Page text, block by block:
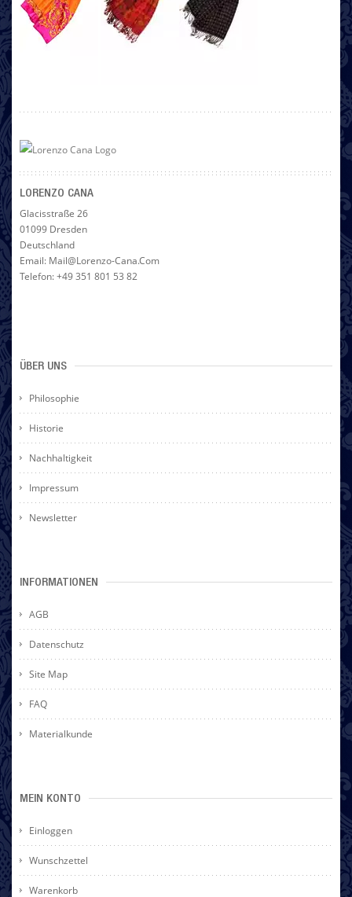
LORENZO CANA
Glacisstraße 26
01099 Dresden
Deutschland
Email: Mail@lorenzo-Cana.com
Telefon: +49 351 801 53 82
ÜBER UNS
Philosophie
Historie
Nachhaltigkeit
Impressum
Newsletter
INFORMATIONEN
AGB
Datenschutz
Site Map
FAQ
Materialkunde
MEIN KONTO
Einloggen
Wunschzettel
Warenkorb